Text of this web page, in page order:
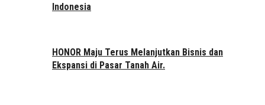
Indonesia
HONOR Maju Terus Melanjutkan Bisnis dan
Ekspansi di Pasar Tanah Air.